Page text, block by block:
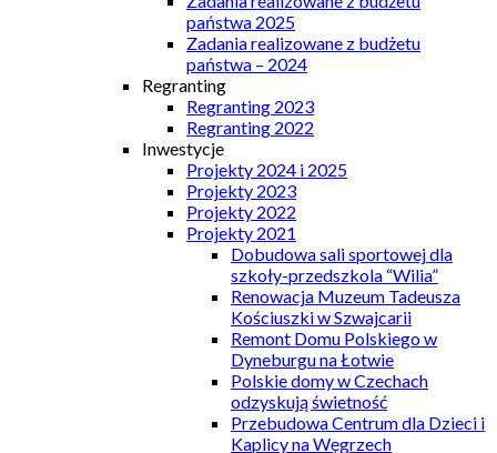
państwa 2025
Zadania realizowane z budżetu
państwa – 2024
Regranting
Regranting 2023
Regranting 2022
Inwestycje
Projekty 2024 i 2025
Projekty 2023
Projekty 2022
Projekty 2021
Dobudowa sali sportowej dla
szkoły-przedszkola “Wilia”
Renowacja Muzeum Tadeusza
Kościuszki w Szwajcarii
Remont Domu Polskiego w
Dyneburgu na Łotwie
Polskie domy w Czechach
odzyskują świetność
Przebudowa Centrum dla Dzieci i
Kaplicy na Węgrzech